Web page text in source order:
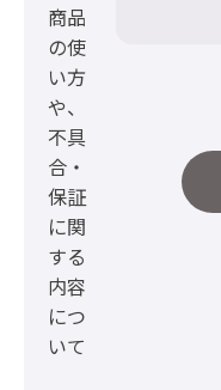
商品
の使
い方
や、
不具
合・
保証
に関
する
内容
につ
いて